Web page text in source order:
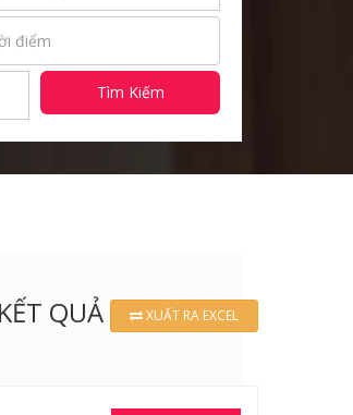
Tìm Kiếm
QUẢ XUẤT RA EXCEL